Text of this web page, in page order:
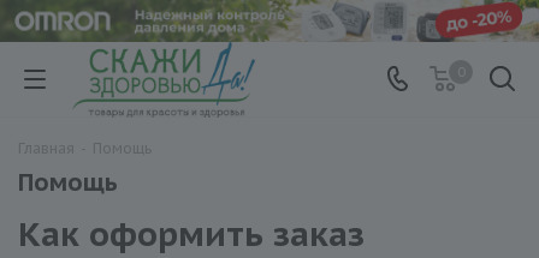
Помощь
Как оформить заказ